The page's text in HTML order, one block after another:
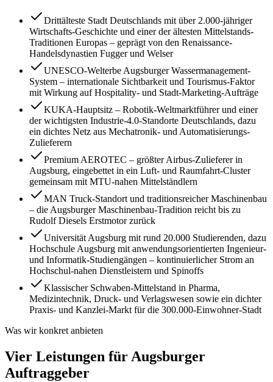
Drittälteste Stadt Deutschlands mit über 2.000-jähriger
Wirtschafts-Geschichte und einer der ältesten Mittelstands-
Traditionen Europas – geprägt von den Renaissance-
Handelsdynastien Fugger und Welser
UNESCO-Welterbe Augsburger Wassermanagement-
System – internationale Sichtbarkeit und Tourismus-Faktor
mit Wirkung auf Hospitality- und Stadt-Marketing-Aufträge
KUKA-Hauptsitz – Robotik-Weltmarktführer und einer
der wichtigsten Industrie-4.0-Standorte Deutschlands, dazu
ein dichtes Netz aus Mechatronik- und Automatisierungs-
Zulieferern
Premium AEROTEC – größter Airbus-Zulieferer in
Augsburg, eingebettet in ein Luft- und Raumfahrt-Cluster
gemeinsam mit MTU-nahen Mittelständlern
MAN Truck-Standort und traditionsreicher Maschinenbau
– die Augsburger Maschinenbau-Tradition reicht bis zu
Rudolf Diesels Erstmotor zurück
Universität Augsburg mit rund 20.000 Studierenden, dazu
Hochschule Augsburg mit anwendungsorientierten Ingenieur-
und Informatik-Studiengängen – kontinuierlicher Strom an
Hochschul-nahen Dienstleistern und Spinoffs
Klassischer Schwaben-Mittelstand in Pharma,
Medizintechnik, Druck- und Verlagswesen sowie ein dichter
Praxis- und Kanzlei-Markt für die 300.000-Einwohner-Stadt
Was wir konkret anbieten
Vier Leistungen für Augsburger
Auftraggeber